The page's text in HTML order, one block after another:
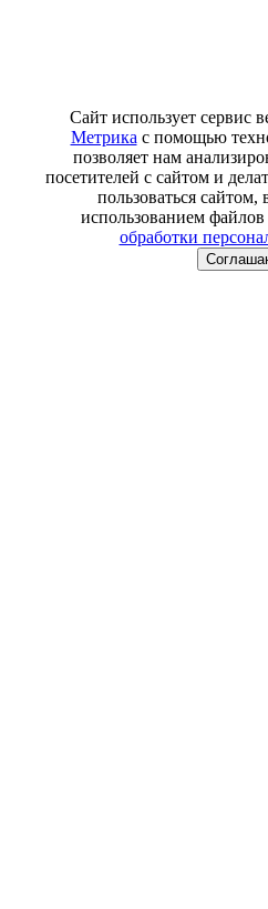
Сайт использует сервис
Метрика с помощью
позволяет нам
посетителей с сайтом и
пользоваться сайтом,
использованием
обработки